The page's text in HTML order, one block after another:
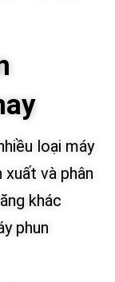
loại máy
và phân
khác
phun